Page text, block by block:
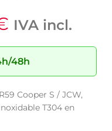
IVA incl.
48h
Cooper S / JCW,
T304 en